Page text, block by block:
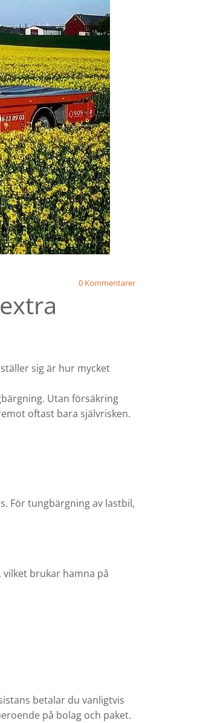
0 Kommentarer
sig är hur mycket
Utan försäkring
oftast bara självrisken.
För tungbärgning av lastbil,
brukar hamna på
betalar du vanligtvis
på bolag och paket.